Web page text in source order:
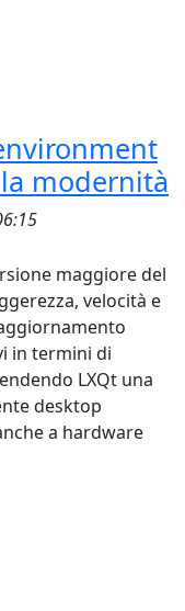
modernità
maggiore del
velocità e
in termini di
LXQt una
desktop
a hardware